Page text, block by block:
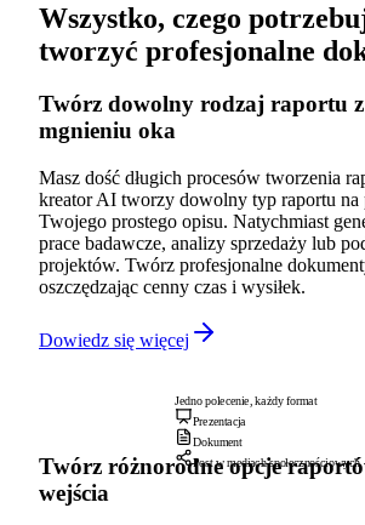
Wszystko, czego
tworzyć profesjonalne
Twórz dowolny rodzaj raportu
mgnieniu oka
Masz dość długich procesów tworzenia
kreator AI tworzy dowolny typ raportu na
Twojego prostego opisu. Natychmiast
prace badawcze, analizy sprzedaży lub
projektów. Twórz profesjonalne
oszczędzając cenny czas i wysiłek.
Dowiedz się więcej
Jedno polecenie, każdy format
Prezentacja
Dokument
Post w mediach społecznościowych
Twórz różnorodne opcje
wejścia